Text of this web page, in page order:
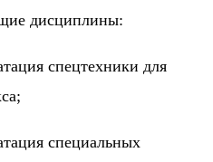
дисциплины:
спецтехники для
специальных